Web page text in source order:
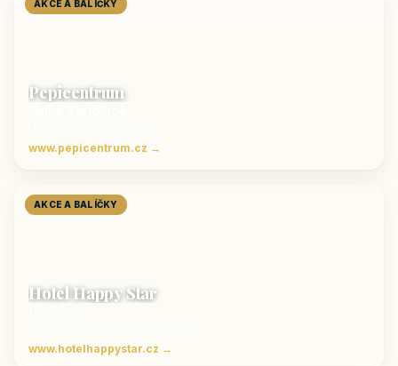
AKCE A BALÍČKY
Pepicentrum
www.pepicentrum.cz →
AKCE A BALÍČKY
Hotel Happy Star
www.hotelhappystar.cz →